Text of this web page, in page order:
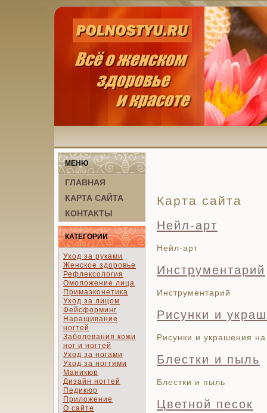
МЕНЮ
ГЛАВНАЯ
КАРТА САЙТА
КОНТАКТЫ
КАТЕГОРИИ
Уход за руками
Женское здоровье
Рефлексология
Омоложение лица
Примаэконетика
Уход за лицом
Фейсформинг
Наращивание
ногтей
Заболевания кожи
ног и ногтей
Уход за ногами
Уход за ногтями
Маникюр
Дизайн ногтей
Педикюр
Приложение
О сайте
Карта сайта
Нейл-арт
Нейл-арт
Инструментарий
Инструментарий
Рисунки и
Рисунки и украшения на
Блестки и пыль
Блестки и пыль
Цветной песок